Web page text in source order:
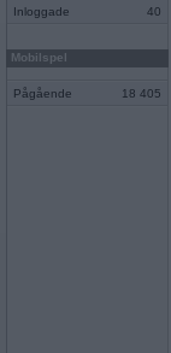
Inloggade 40
Mobilspel
Pågående 18 405